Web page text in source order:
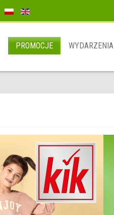
PROMOCJE WYDARZENIA